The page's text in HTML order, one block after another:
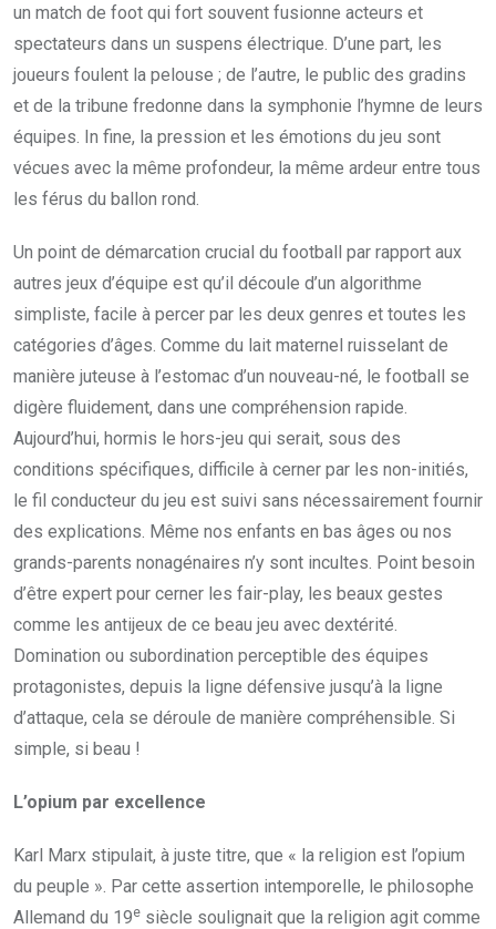
un match de foot qui fort souvent fusionne acteurs et
spectateurs dans un suspens électrique. D’une part, les
joueurs foulent la pelouse ; de l’autre, le public des gradins
et de la tribune fredonne dans la symphonie l’hymne de leurs
équipes. In fine, la pression et les émotions du jeu sont
vécues avec la même profondeur, la même ardeur entre tous
les férus du ballon rond.
Un point de démarcation crucial du football par rapport aux
autres jeux d’équipe est qu’il découle d’un algorithme
simpliste, facile à percer par les deux genres et toutes les
catégories d’âges. Comme du lait maternel ruisselant de
manière juteuse à l’estomac d’un nouveau-né, le football se
digère fluidement, dans une compréhension rapide.
Aujourd’hui, hormis le hors-jeu qui serait, sous des
conditions spécifiques, difficile à cerner par les non-initiés,
le fil conducteur du jeu est suivi sans nécessairement fournir
des explications. Même nos enfants en bas âges ou nos
grands-parents nonagénaires n’y sont incultes. Point besoin
d’être expert pour cerner les fair-play, les beaux gestes
comme les antijeux de ce beau jeu avec dextérité.
Domination ou subordination perceptible des équipes
protagonistes, depuis la ligne défensive jusqu’à la ligne
d’attaque, cela se déroule de manière compréhensible. Si
simple, si beau !
L’opium par excellence
Karl Marx stipulait, à juste titre, que « la religion est l’opium
du peuple ». Par cette assertion intemporelle, le philosophe
Allemand du 19e siècle soulignait que la religion agit comme